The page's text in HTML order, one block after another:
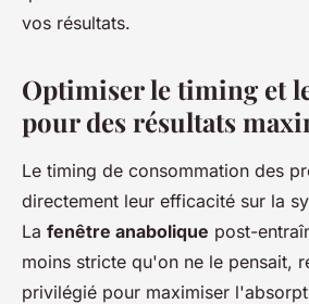
vos résultats.
Optimiser le timing et
pour des résultats
Le timing de consommation des
directement leur efficacité sur la
La fenêtre anabolique post-
moins stricte qu'on ne le pensait,
privilégié pour maximiser